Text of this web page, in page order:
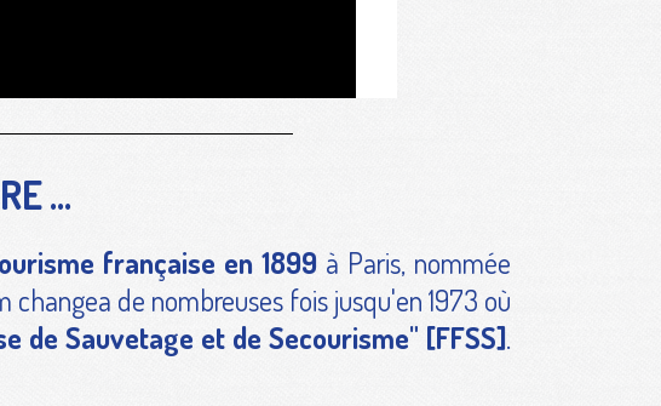
...
française en 1899 à Paris, nommée
de nombreuses fois jusqu'en 1973 où
de Sauvetage et de Secourisme" [FFSS].